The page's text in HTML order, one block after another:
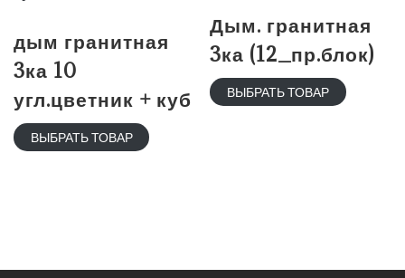
дым гранитная
3ка 10
угл.цветник + куб
ВЫБРАТЬ ТОВАР
Дым. гранитная
3ка (12_пр.блок)
ВЫБРАТЬ ТОВАР